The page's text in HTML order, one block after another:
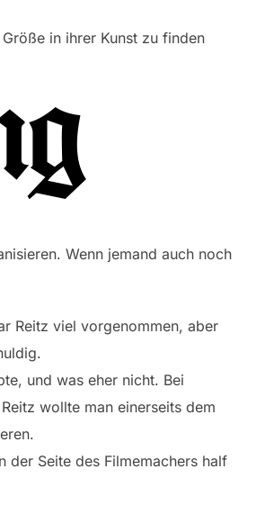
in ihrer Kunst zu finden
Wenn jemand auch noch
Reitz viel vorgenommen, aber
und was eher nicht. Bei
wollte man einerseits dem
der Seite des Filmemachers half